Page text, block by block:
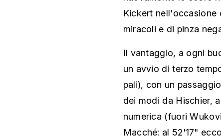
Kickert nell'occasione
miracoli e di pinza
Il vantaggio, a ogni
un avvio di terzo
pali), con un
dei modi da Hischier,
numerica (fuori
Macché: al 52'17"